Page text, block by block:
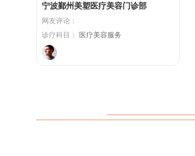
宁波鄞州美塑医疗美容门诊部
网友评论：
诊疗科目：
医疗美容服务